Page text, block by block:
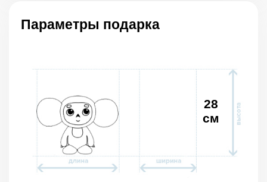
Параметры подарка
28
см